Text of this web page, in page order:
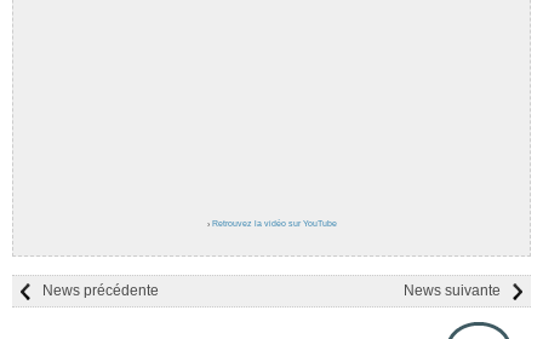
› Retrouvez la vidéo sur YouTube
News suivante
News précédente